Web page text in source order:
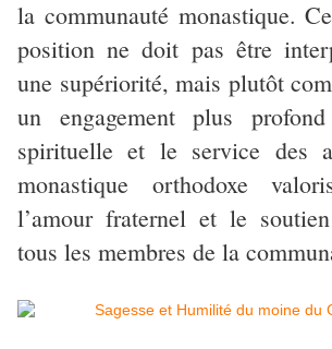
la communauté monastique.
position ne doit pas être
une supériorité, mais plutôt
un engagement plus
spirituelle et le service des
monastique orthodoxe
l’amour fraternel et le
tous les membres de la